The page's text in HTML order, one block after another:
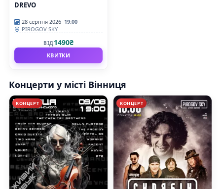
DREVO
28 серпня 2026 19:00
PIROGOV SKY
ВІД1490₴
КВИТКИ
Концерти у місті Вінниця
КОНЦЕРТ КОНЦЕРТ